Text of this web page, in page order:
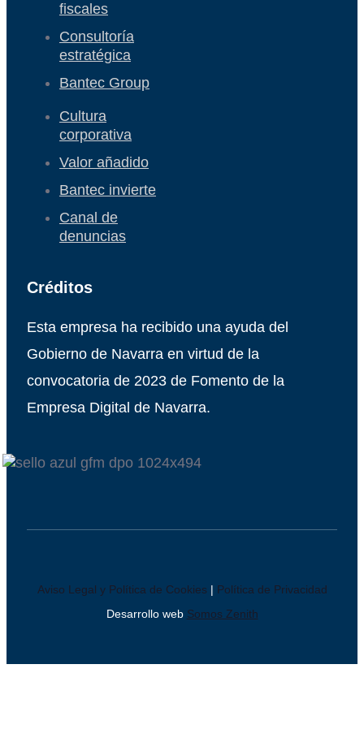
fiscales
Consultoría
estratégica
Bantec Group
Cultura
corporativa
Valor añadido
Bantec invierte
Canal de
denuncias
Créditos
Esta empresa ha recibido una ayuda del
Gobierno de Navarra en virtud de la
convocatoria de 2023 de Fomento de la
Empresa Digital de Navarra.
Aviso Legal y Política de Cookies | Política de Privacidad
Desarrollo web Somos Zenith